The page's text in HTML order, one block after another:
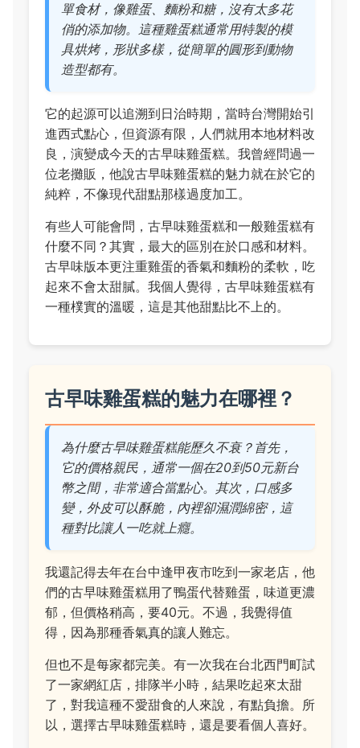
單食材，像雞蛋、麵粉和糖，沒有太多花
俏的添加物。這種雞蛋糕通常用特製的模
具烘烤，形狀多樣，從簡單的圓形到動物
造型都有。
它的起源可以追溯到日治時期，當時台灣開始引
進西式點心，但資源有限，人們就用本地材料改
良，演變成今天的古早味雞蛋糕。我曾經問過一
位老攤販，他說古早味雞蛋糕的魅力就在於它的
純粹，不像現代甜點那樣過度加工。
有些人可能會問，古早味雞蛋糕和一般雞蛋糕有
什麼不同？其實，最大的區別在於口感和材料。
古早味版本更注重雞蛋的香氣和麵粉的柔軟，吃
起來不會太甜膩。我個人覺得，古早味雞蛋糕有
一種樸實的溫暖，這是其他甜點比不上的。
古早味雞蛋糕的魅力在哪裡？
為什麼古早味雞蛋糕能歷久不衰？首先，
它的價格親民，通常一個在20到50元新台
幣之間，非常適合當點心。其次，口感多
變，外皮可以酥脆，內裡卻濕潤綿密，這
種對比讓人一吃就上癮。
我還記得去年在台中逢甲夜市吃到一家老店，他
們的古早味雞蛋糕用了鴨蛋代替雞蛋，味道更濃
郁，但價格稍高，要40元。不過，我覺得值
得，因為那種香氣真的讓人難忘。
但也不是每家都完美。有一次我在台北西門町試
了一家網紅店，排隊半小時，結果吃起來太甜
了，對我這種不愛甜食的人來說，有點負擔。所
以，選擇古早味雞蛋糕時，還是要看個人喜好。